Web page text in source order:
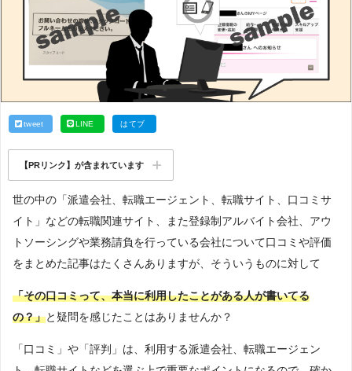
tweet LINE はてブ
【PRリンク】が含まれています
世の中の「派遣会社、転職エージェント、転職サイト、口コミサ
イト」などの転職関連サイト、また登録制アルバイト会社、アウ
トソーシングや業務請負を行っている会社について口コミや評価
をまとめた記事はたくさんありますが、そういうものに対して
「その口コミって、本当に利用したことがある人が書いてる
の？」と疑問を感じたことはありませんか？
「口コミ」や「評判」は、利用する派遣会社、転職エージェン